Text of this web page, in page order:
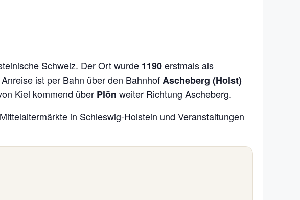
Schweiz. Der Ort wurde 1190erstmals als
ist per Bahn über den BahnhofAscheberg (Holst)
Kiel kommend über Plön weiter Richtung Ascheberg.
Mittelaltermärkte in Schleswig-Holstein und Veranstaltungen